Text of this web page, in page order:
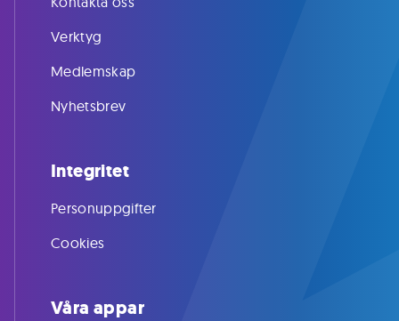
Verktyg
Medlemskap
Nyhetsbrev
Integritet
Personuppgifter
Cookies
Våra appar